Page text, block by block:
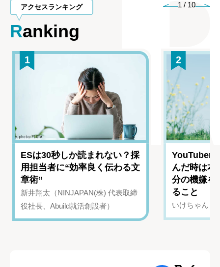
アクセスランキング
Ranking
1 / 10
1
ESは30秒しか読まれない？採
用担当者に“効率良く伝わる文
章術”
新井翔太（NINJAPAN(株) 代表取締
役社長、Abuild就活創設者）
2
YouTuber
んだ時は
分の機嫌を
ること
いけちゃん（